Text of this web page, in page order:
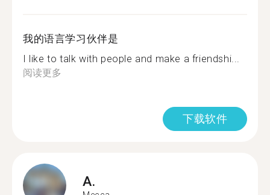
我的语言学习伙伴是
I like to talk with people and make a friendshi...
阅读更多
下载软件
A.